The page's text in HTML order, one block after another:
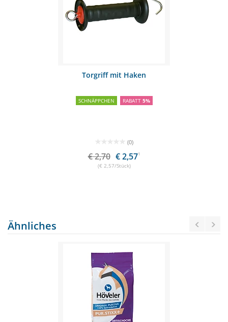
Torgriff mit Haken
SCHNÄPPCHEN RABATT 5%
(0)
€ 2,70 € 2,571
(€ 2,57/Stück)
Ähnliches